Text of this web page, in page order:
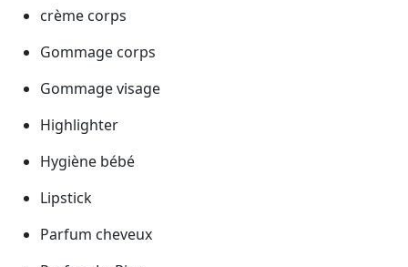
crème corps
Gommage corps
Gommage visage
Highlighter
Hygiène bébé
Lipstick
Parfum cheveux